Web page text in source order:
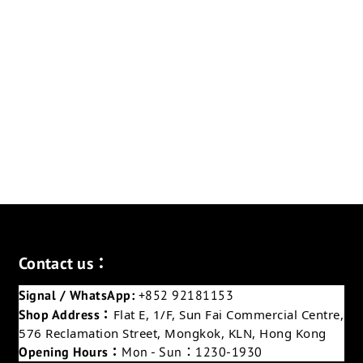
Contact us：
Signal / WhatsApp: +852 92181153
Shop Address： Flat E, 1/F, Sun Fai Commercial Centre,
576 Reclamation Street, Mongkok, KLN, Hong Kong
Opening Hours： Mon - Sun：1230-1930